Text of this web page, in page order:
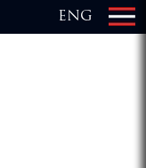
ENG ×